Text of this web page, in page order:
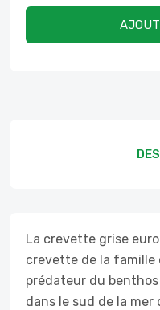
La crevette grise
crevette de la famille
prédateur du
dans le sud de la